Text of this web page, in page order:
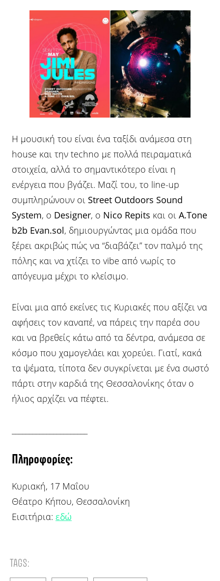
TAGS:
Η μουσική του είναι ένα ταξίδι ανάμεσα στη
house και την techno με πολλά πειραματικά
στοιχεία, αλλά το σημαντικότερο είναι η
ενέργεια που βγάζει. Μαζί του, το line-up
συμπληρώνουν οι Street Outdoors Sound
System, ο Designer, ο Nico Repits και οι A.Tone
b2b Evan.sol, δημιουργώντας μια ομάδα που
ξέρει ακριβώς πώς να “διαβάζει” τον παλμό της
πόλης και να χτίζει το vibe από νωρίς το
απόγευμα μέχρι το κλείσιμο.
Είναι μια από εκείνες τις Κυριακές που αξίζει να
αφήσεις τον καναπέ, να πάρεις την παρέα σου
και να βρεθείς κάτω από τα δέντρα, ανάμεσα σε
κόσμο που χαμογελάει και χορεύει. Γιατί, κακά
τα ψέματα, τίποτα δεν συγκρίνεται με ένα σωστό
πάρτι στην καρδιά της Θεσσαλονίκης όταν ο
ήλιος αρχίζει να πέφτει.
Πληροφορίες:
Κυριακή, 17 Μαΐου
Θέατρο Κήπου, Θεσσαλονίκη
Εισιτήρια: εδώ